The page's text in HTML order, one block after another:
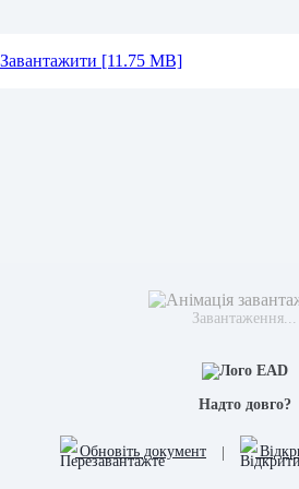
Завантажити [11.75 MB]
Завантаження...
Надто довго?
Обновіть документ |